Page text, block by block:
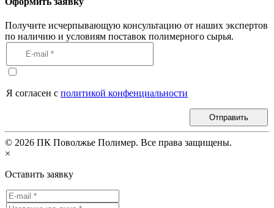
Получите исчерпывающую консультацию от наших экспертов
по наличию и условиям поставок полимерного сырья.
Я согласен с политикой конфенциальности
Отправить
© 2026 ПК Поволжье Полимер. Все права защищены.
×
Оставить заявку